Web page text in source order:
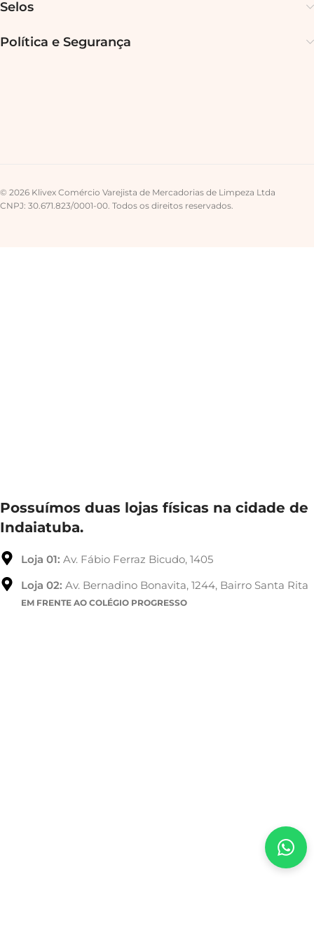
Selos
Política e Segurança
© 2026 Klivex Comércio Varejista de Mercadorias de Limpeza Ltda
CNPJ: 30.671.823/0001-00. Todos os direitos reservados.
Possuímos duas lojas físicas na cidade de
Indaiatuba.
Loja 01: Av. Fábio Ferraz Bicudo, 1405
Loja 02: Av. Bernadino Bonavita, 1244, Bairro Santa Rita
EM FRENTE AO COLÉGIO PROGRESSO